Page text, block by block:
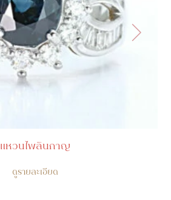
แหวนไพลินกาญ
ดูรายละเอียด